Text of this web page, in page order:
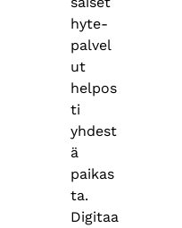
hyte-
palvel
ut
helpos
ti
yhdest
ä
paikas
ta.
Digitaa